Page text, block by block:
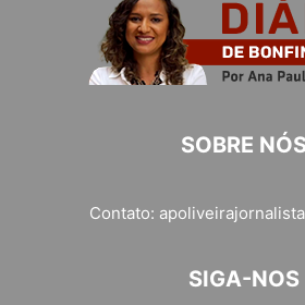
SOBRE NÓS
Contato:
SIGA-NOS